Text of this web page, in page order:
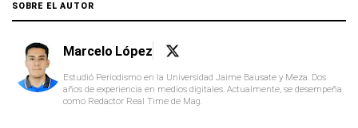
SOBRE EL AUTOR
Marcelo López
Estudió Periodismo en la Universidad Jaime Bausate y Meza. Dos
años de experiencia en medios digitales. Actualmente, se desempeña
como Redactor Real Time de Mag.